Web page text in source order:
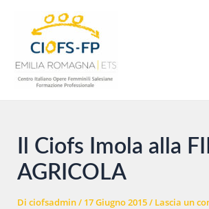
contenuto
Il Ciofs Imola alla
AGRICOLA
Di ciofsadmin/ 17 Giugno 2015/ Lascia un